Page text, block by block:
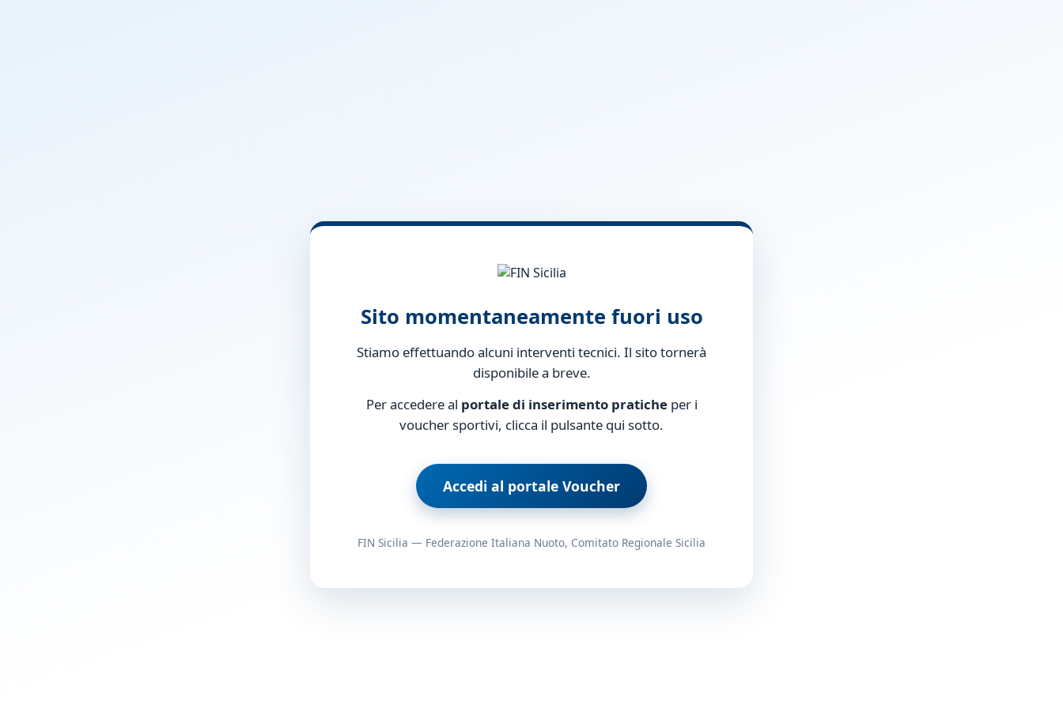
Sito momentaneamente fuori uso
Stiamo effettuando alcuni interventi tecnici. Il sito tornerà
disponibile a breve.
Per accedere al portale di inserimento praticheper i
voucher sportivi, clicca il pulsante qui sotto.
Accedi al portale Voucher
FIN Sicilia — Federazione Italiana Nuoto, Comitato Regionale Sicilia